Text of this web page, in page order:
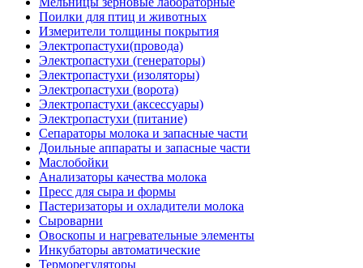
Поилки для птиц и животных
Измерители толщины покрытия
Электропастухи(провода)
Электропастухи (генераторы)
Электропастухи (изоляторы)
Электропастухи (ворота)
Электропастухи (аксессуары)
Электропастухи (питание)
Сепараторы молока и запасные части
Доильные аппараты и запасные части
Маслобойки
Анализаторы качества молока
Пресс для сыра и формы
Пастеризаторы и охладители молока
Сыроварни
Овоскопы и нагревательные элементы
Инкубаторы автоматические
Терморегуляторы